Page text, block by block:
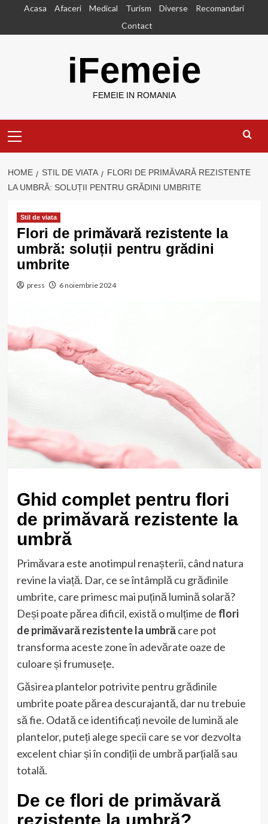
content
Acasa Afaceri Medical Turism Diverse
Recomandari
Contact
iFemeie
FEMEIE IN ROMANIA
Menu
HOME STIL DE VIATA
FLORI DE PRIMĂVARĂ REZISTENTE
LA UMBRĂ: SOLUȚII PENTRU GRĂDINI UMBRITE
Stil de viata
Flori de primăvară rezistente la
umbră: soluții pentru grădini
umbrite
press 6 noiembrie 2024
Ghid complet pentru flori
de primăvară rezistente la
umbră
Primăvara este anotimpul renașterii, când natura
revine la viață. Dar, ce se întâmplă cu grădinile
umbrite, care primesc mai puțină lumină solară?
Deși poate părea dificil, există o mulțime de flori
de primăvară rezistente la umbrăcare pot
transforma aceste zone în adevărate oaze de
culoare și frumusețe.
Găsirea plantelor potrivite pentru grădinile
umbrite poate părea descurajantă, dar nu trebuie
să fie. Odată ce identificați nevoile de lumină ale
plantelor, puteți alege specii care se vor dezvolta
excelent chiar și în condiții de umbră parțială sau
totală.
De ce flori de primăvară